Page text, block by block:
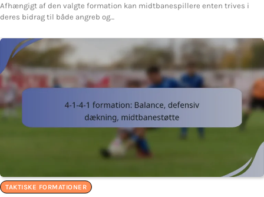
Afhængigt af den valgte formation kan midtbanespillere enten trives i
deres bidrag til både angreb og…
TAKTISKE FORMATIONER